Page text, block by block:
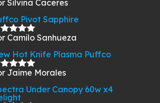
Silvina Caceres
Pivot Sapphire
Camilo Sanhueza
Hot Knife Plasma Puffco
Jaime Morales
Under Canopy 60w x4